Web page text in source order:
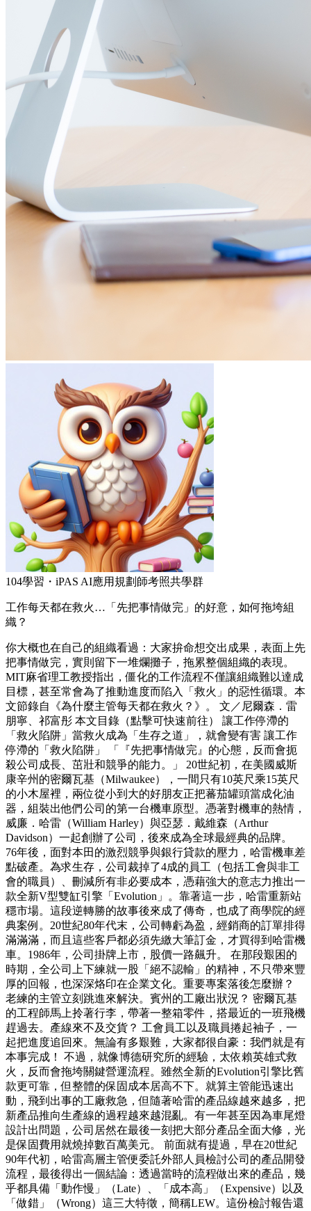
104學習・iPAS AI應用規劃師考照共學群
工作每天都在救火…「先把事情做完」的好意，如何拖垮組
織？
你大概也在自己的組織看過：大家拚命想交出成果，表面上先
把事情做完，實則留下一堆爛攤子，拖累整個組織的表現。
MIT麻省理工教授指出，僵化的工作流程不僅讓組織難以達成
目標，甚至常會為了推動進度而陷入「救火」的惡性循環。本
文節錄自《為什麼主管每天都在救火？》。 文／尼爾森．雷
朋寧、祁富彤 本文目錄（點擊可快速前往） 讓工作停滯的
「救火陷阱」當救火成為「生存之道」，就會變有害 讓工作
停滯的「救火陷阱」 「『先把事情做完』的心態，反而會扼
殺公司成長、茁壯和競爭的能力。」 20世紀初，在美國威斯
康辛州的密爾瓦基（Milwaukee），一間只有10英尺乘15英尺
的小木屋裡，兩位從小到大的好朋友正把蕃茄罐頭當成化油
器，組裝出他們公司的第一台機車原型。憑著對機車的熱情，
威廉．哈雷（William Harley）與亞瑟．戴維森（Arthur
Davidson）一起創辦了公司，後來成為全球最經典的品牌。
76年後，面對本田的激烈競爭與銀行貸款的壓力，哈雷機車差
點破產。為求生存，公司裁掉了4成的員工（包括工會與非工
會的職員）、刪減所有非必要成本，憑藉強大的意志力推出一
款全新V型雙缸引擎「Evolution」。靠著這一步，哈雷重新站
穩市場。這段逆轉勝的故事後來成了傳奇，也成了商學院的經
典案例。20世紀80年代末，公司轉虧為盈，經銷商的訂單排得
滿滿滿，而且這些客戶都必須先繳大筆訂金，才買得到哈雷機
車。1986年，公司掛牌上市，股價一路飆升。 在那段艱困的
時期，全公司上下練就一股「絕不認輸」的精神，不只帶來豐
厚的回報，也深深烙印在企業文化。重要專案落後怎麼辦？
老練的主管立刻跳進來解決。賓州的工廠出狀況？ 密爾瓦基
的工程師馬上拎著行李，帶著一整箱零件，搭最近的一班飛機
趕過去。產線來不及交貨？ 工會員工以及職員捲起袖子，一
起把進度追回來。無論有多艱難，大家都很自豪：我們就是有
本事完成！ 不過，就像博德研究所的經驗，太依賴英雄式救
火，反而會拖垮關鍵營運流程。雖然全新的Evolution引擎比舊
款更可靠，但整體的保固成本居高不下。就算主管能迅速出
動，飛到出事的工廠救急，但隨著哈雷的產品線越來越多，把
新產品推向生產線的過程越來越混亂。有一年甚至因為車尾燈
設計出問題，公司居然在最後一刻把大部分產品全面大修，光
是保固費用就燒掉數百萬美元。 前面就有提過，早在20世紀
90年代初，哈雷高層主管便委託外部人員檢討公司的產品開發
流程，最後得出一個結論：透過當時的流程做出來的產品，幾
乎都具備「動作慢」（Late）、「成本高」（Expensive）以及
「做錯」（Wrong）這三大特徵，簡稱LEW。這份檢討報告還